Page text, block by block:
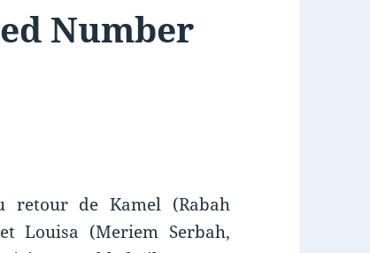
Number
retour de Kamel (Rabah
Louisa (Meriem Serbah,